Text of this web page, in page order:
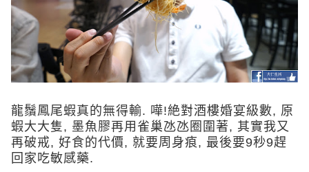
龍鬚鳳尾蝦真的無得輸. 嘩!絶對酒樓婚宴級數, 原
蝦大大隻, 墨魚膠再用雀巢氹氹圈圍著, 其實我又
再破戒, 好食的代價, 就要周身㾗, 最後要9秒9趕
回家吃敏感藥.